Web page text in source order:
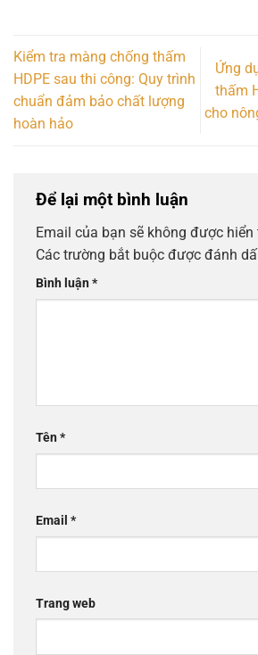
Kiểm tra màng chống thấm
HDPE sau thi công: Quy trình
chuẩn đảm bảo chất lượng
hoàn hảo
Ứng
thấm
cho
Để lại một bình luận
Email của bạn sẽ không được
Các trường bắt buộc được đánh
Bình luận*
Tên*
Email *
Trang web